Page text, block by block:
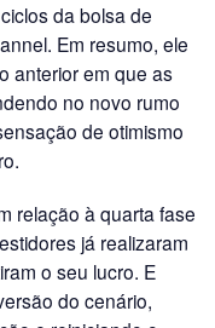
da bolsa de
Em resumo, ele
anterior em que as
no novo rumo
de otimismo
relação à quarta fase
já realizaram
o seu lucro. E
do cenário,